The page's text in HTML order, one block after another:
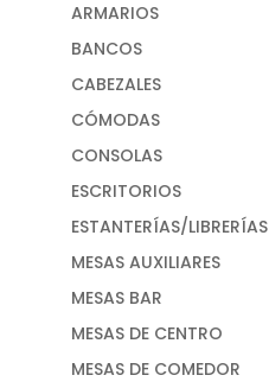
ARMARIOS
BANCOS
CABEZALES
CÓMODAS
CONSOLAS
ESCRITORIOS
ESTANTERÍAS/LIBRERÍAS
MESAS AUXILIARES
MESAS BAR
MESAS DE CENTRO
MESAS DE COMEDOR